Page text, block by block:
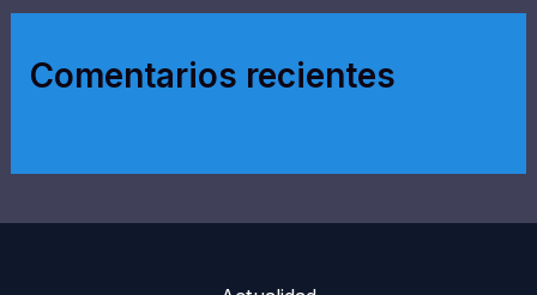
Comentarios recientes